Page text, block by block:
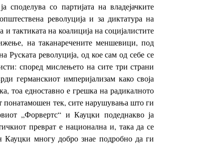
со партијата на владеjачките
револуција и за диктатура на
тактиката на коалиција на социјалистите
на таканаречените меншевици, под
револуција, од кое сам од себе се
според мислењето на сите три страни
германскиот империјализам како своја
тоа едноставно е грешка на радикалното
понатамошен тек, сите нарушувања што ги
„Форвертс“ и Кауцки подеднакво ја
преврат е национална и, така да се
Кауцки многу добро знае подробно да ги